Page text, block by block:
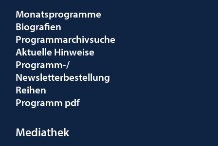
Monatsprogramme
Biografien
Programmarchivsuche
Aktuelle Hinweise
Programm-/
Newsletterbestellung
Reihen
Programm pdf
Mediathek